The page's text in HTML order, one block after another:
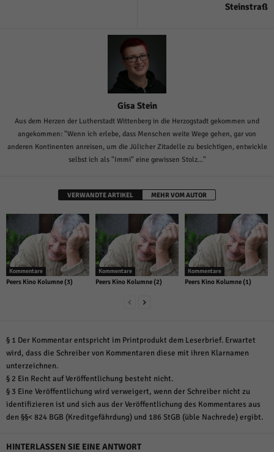
Steinstraß
Gisa Stein
Aus dem Herzen der Lutherstadt Wittenberg in die Herzogstadt gekommen und
angekommen: "Wenn ich erlebe, dass Menschen weite Wege gehen, gar von
anderen Kontinenten anreisen, um die Jülicher Zitadelle zu besichtigen, entwickle
selbst ich als "Immi" eine gewissen Stolz..."
VERWANDTE ARTIKEL MEHR VOM AUTOR
Kommentare
Peers Kino Kolumne (3)
Kommentare
Peers Kino Kolumne (2)
Kommentare
Peers Kino Kolumne (1)
§ 1 Der Kommentar entspricht im Printprodukt dem Leserbrief. Erwartet
wird, dass die Schreiber von Kommentaren diese mit ihren Klarnamen
unterzeichnen.
§ 2 Ein Recht auf Veröffentlichung besteht nicht.
§ 3 Eine Veröffentlichung wird verweigert, wenn der Schreiber nicht zu
identifizieren ist und sich aus der Veröffentlichung des Kommentares aus
den §§< 824 BGB (Kreditgefährdung) und 186 StGB (üble Nachrede) ergibt.
HINTERLASSEN SIE EINE ANTWORT